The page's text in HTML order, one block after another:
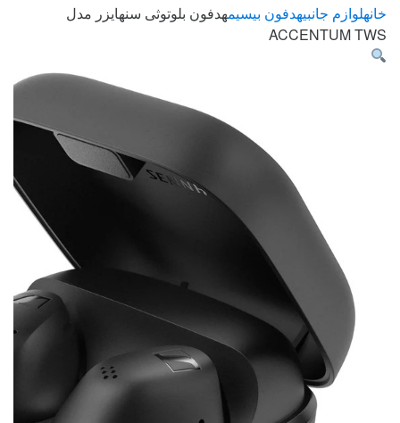
خانهلوازم جانبیهدفون بیسیمهدفون بلوتوثی سنهایزر مدل
ACCENTUM TWS